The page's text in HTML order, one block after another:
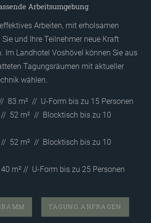
Arbeitsumgebung
Arbeiten, mit erholsamen
Sie und Ihre Teilnehmer neue Kraft
Im Landhotel Voshövel können Sie aus
Tagungsräumen mit aktueller
wählen.
83 m² // U-Form bis zu 15 Personen
// 52 m² // Blocktisch bis zu 10
// 52 m² // Blocktisch bis zu 10
m² // U-Form bis zu 25 Personen
TAGUNG ANFRAGEN